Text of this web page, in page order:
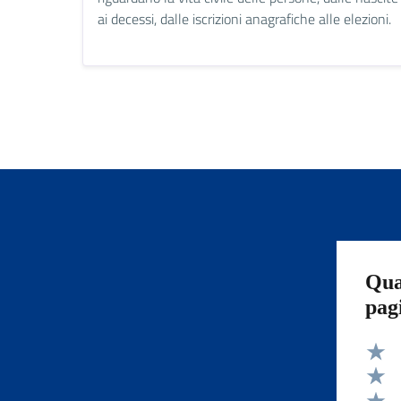
ai decessi, dalle iscrizioni anagrafiche alle elezioni.